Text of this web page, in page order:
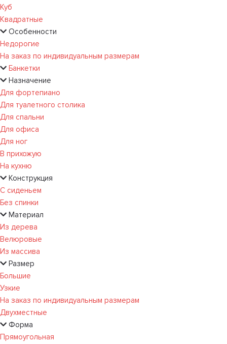
Куб
Квадратные
Особенности
Недорогие
На заказ по индивидуальным размерам
Банкетки
Назначение
Для фортепиано
Для туалетного столика
Для спальни
Для офиса
Для ног
В прихожую
На кухню
Конструкция
С сиденьем
Без спинки
Материал
Из дерева
Велюровые
Из массива
Размер
Большие
Узкие
На заказ по индивидуальным размерам
Двухместные
Форма
Прямоугольная